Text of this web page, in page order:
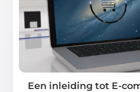
Een inleiding tot E-